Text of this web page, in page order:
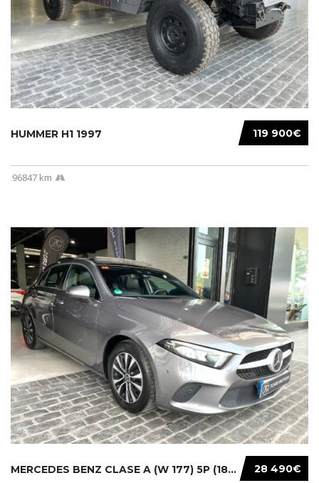
119 900€
HUMMER H1 1997
96847 km
28 490€
MERCEDES BENZ CLASE A (W 177) 5P (18-) 2020....